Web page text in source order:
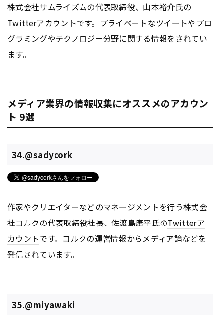
株式会社サムライズムの代表取締役、山本裕介氏の
Twitterアカウントです。プライベートなツイートやプロ
グラミングやテクノロジー分野に関する情報をされてい
ます。
メディア業界の情報収集にオススメのアカウン
ト 9選
34.@sadycork
作家やクリエイターなどのマネージメントを行う株式会
社コルクの代表取締役社長、佐渡島庸平氏のTwitterア
カウントです。コルクの運営情報からメディア論などを
発信されています。
35.@miyawaki